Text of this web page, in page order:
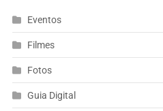
Eventos
Filmes
Fotos
Guia Digital